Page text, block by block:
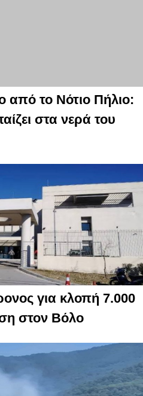
από το Νότιο Πήλιο:
στα νερά του
για κλοπή 7.000
στον Βόλο